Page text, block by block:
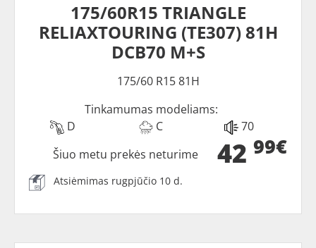
175/60R15 TRIANGLE
RELIAXTOURING (TE307) 81H
DCB70 M+S
175/60 R15 81H
Tinkamumas modeliams:
D
C 70
42 99€
Šiuo metu prekės neturime
Atsiėmimas rugpjūčio 10 d.